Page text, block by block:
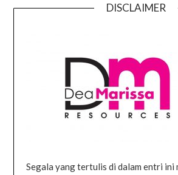
DISCLAIMER
Segala yang tertulis di dalam entri ini